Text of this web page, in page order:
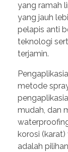
yang ramah
yang jauh
pelapis anti
teknologi
terjamin.
metode
mudah, dan
korosi (karat)
adalah